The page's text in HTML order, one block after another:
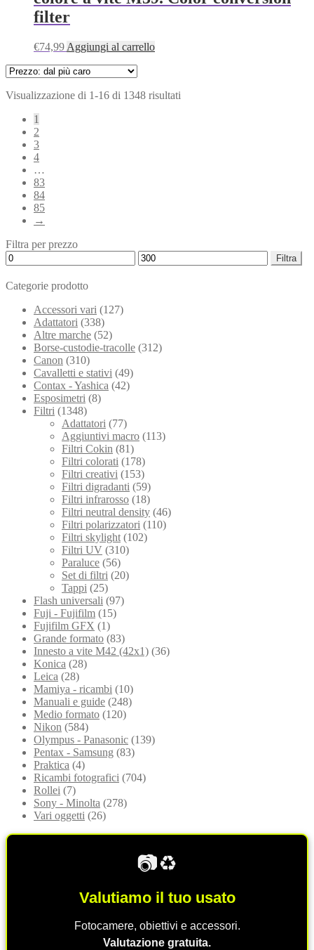
filter
€74,99 Aggiungi al carrello
Visualizzazione di 1-16 di 1348 risultati
1
2
3
4
…
83
84
85
→
Filtra per prezzo
Prezzo
Min
Prezzo
Max
Filtra
Categorie prodotto
Accessori vari (127)
Adattatori (338)
Altre marche (52)
Borse-custodie-tracolle (312)
Canon (310)
Cavalletti e stativi (49)
Contax - Yashica (42)
Esposimetri (8)
Filtri (1348)
Adattatori (77)
Aggiuntivi macro (113)
Filtri Cokin (81)
Filtri colorati (178)
Filtri creativi (153)
Filtri digradanti (59)
Filtri infrarosso (18)
Filtri neutral density (46)
Filtri polarizzatori (110)
Filtri skylight (102)
Filtri UV (310)
Paraluce (56)
Set di filtri (20)
Tappi (25)
Flash universali (97)
Fuji - Fujifilm (15)
Fujifilm GFX (1)
Grande formato (83)
Innesto a vite M42 (42x1) (36)
Konica (28)
Leica (28)
Mamiya - ricambi (10)
Manuali e guide (248)
Medio formato (120)
Nikon (584)
Olympus - Panasonic (139)
Pentax - Samsung (83)
Praktica (4)
Ricambi fotografici (704)
Rollei (7)
Sony - Minolta (278)
Vari oggetti (26)
📷♻️
Valutiamo il tuo usato
Fotocamere, obiettivi e accessori.
Valutazione gratuita.